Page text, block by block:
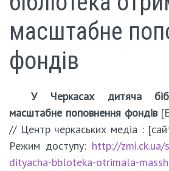
масштабне
фондів
У Черкасах дитяча
масштабне поповнення фондів
// Центр черкаських медіа :
Режим доступу: http://zmi.ck.ua/
dityacha-bbloteka-otrimala-